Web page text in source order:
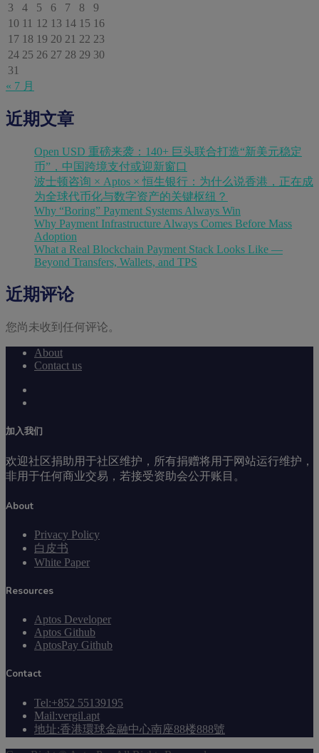
3
4 5 6 7 8
9
10 11 12 13 14 15 16
17 18 19 20 21 22 23
24 25 26 27 28 29 30
31
« 7 月
近期文章
Open USD 重磅来袭：140+ 巨头联合打造“新美元稳定
币”，中国跨境支付或迎新窗口
波士顿咨询 × Aptos × 恒生银行：为什么说香港，正在成
为全球代币化与数字资产的关键枢纽？
Why “Boring” Payment Systems Always Win
Why Payment Infrastructure Always Comes Before Mass
Adoption
What a Real Blockchain Payment Stack Looks Like —
Beyond Transfers, Wallets, and TPS
近期评论
您尚未收到任何评论。
About
Contact us
加入我们
欢迎社区捐助用于社区维护，所有捐赠将用于网站运行维护，
非用于任何商业交易，若接受资助会公开账目。
About
Privacy Policy
白皮书
White Paper
Resources
Aptos Developer
Aptos Github
AptosPay Github
Contact
Tel:+852 55139195
Mail:vergil.apt
地址:香港環球金融中心南座88楼888號